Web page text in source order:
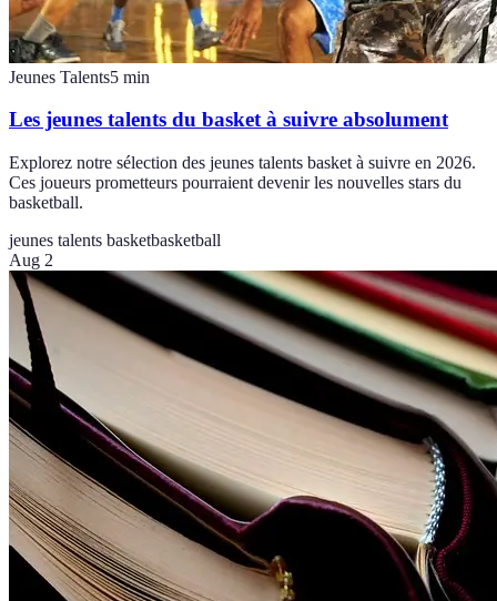
Jeunes Talents5 min
Les jeunes talents du basket à suivre absolument
Explorez notre sélection des jeunes talents basket à suivre en 2026.
Ces joueurs prometteurs pourraient devenir les nouvelles stars du
basketball.
jeunes talents basketbasketball
Aug 2